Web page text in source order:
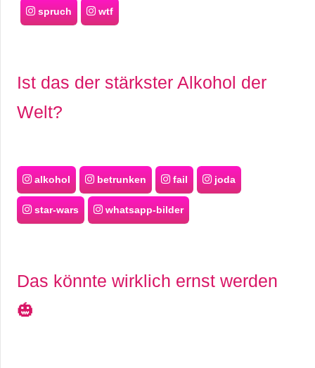
spruch wtf
Ist das der stärkster Alkohol der
Welt?
alkohol betrunken fail joda
star-wars whatsapp-bilder
Das könnte wirklich ernst werden
🎃